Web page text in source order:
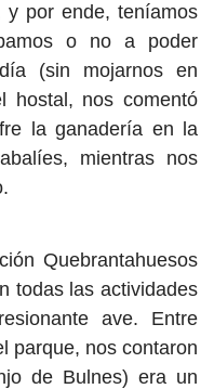
por ende, teníamos
o no a poder
(sin mojarnos en
hostal, nos comentó
la ganadería en la
mientras nos
Quebrantahuesos
todas las actividades
ave. Entre
parque, nos contaron
de Bulnes) era un